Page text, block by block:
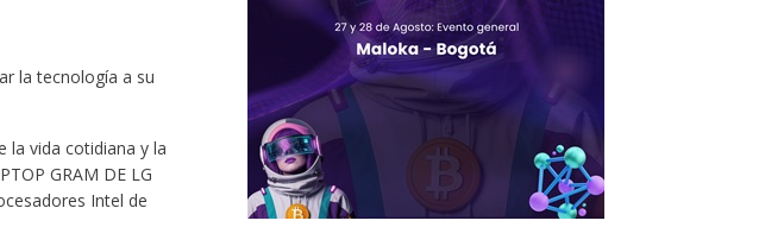
la tecnología a su
la vida cotidiana y la
GRAM DE LG
Intel de